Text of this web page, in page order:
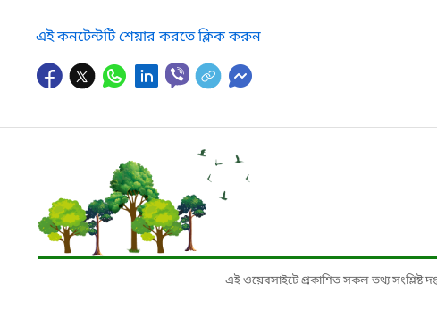
এই কনটেন্টটি শেয়ার করতে ক্লিক করুন
এই ওয়েবসাইটে প্রকাশিত সকল তথ্য সংশ্লিষ্ট